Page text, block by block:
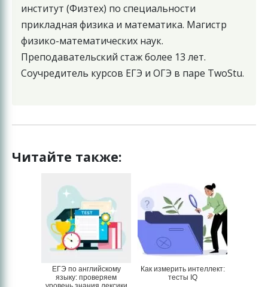
институт (Физтех) по специальности
прикладная физика и математика. Магистр
физико-математических наук.
Преподавательский стаж более 13 лет.
Соучредитель курсов ЕГЭ и ОГЭ в паре TwoStu.
Читайте также:
ЕГЭ по английскому
языку: проверяем
Как измерить интеллект:
тесты IQ